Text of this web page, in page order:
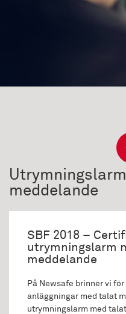
meddelande
SBF 2018 –
utrymningslarm
meddelande
På Newsafe brinner vi
anläggningar med talat
utrymningslarm med